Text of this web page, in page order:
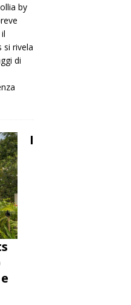
by
si rivela
di
I